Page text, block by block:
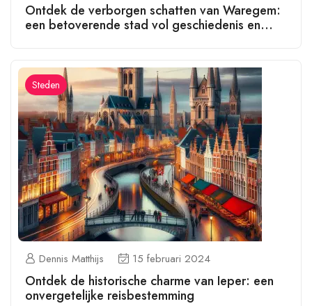
Ontdek de verborgen schatten van Waregem:
een betoverende stad vol geschiedenis en
Steden
Dennis Matthijs 15 februari 2024
Ontdek de historische charme van Ieper: een
onvergetelijke reisbestemming